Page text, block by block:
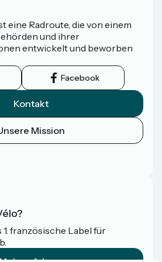
eine Radroute, die von einem
und ihrer
entwickelt und beworben
Facebook
Kontakt
Mission
1. französische Label für